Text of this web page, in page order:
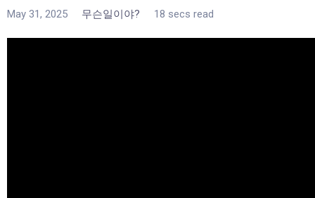
May 31, 2025 무슨일이야? 18 secs read